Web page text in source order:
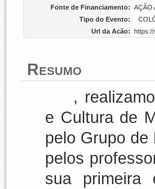
Fonte de Financiamento: AÇÃO
Tipo do Evento:
Url da Acão:
Resumo
,
e Cultura de
pelo Grupo de
pelos
sua primeira